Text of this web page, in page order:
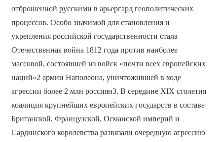
отброшенной русскими в арьергард геополитических
процессов. Особо значимой для становления и
укрепления российской государственности стала
Отечественная война 1812 года против наиболее
массовой, состоявшей из войск «почти всех европейских
наций»2 армии Наполеона, уничтожившей в ходе
агрессии более 2 млн россиян3. В середине XIX столетия
коалиция крупнейших европейских государств в составе
Британской, Французской, Османской империй и
Сардинского королевства развязали очередную агрессию